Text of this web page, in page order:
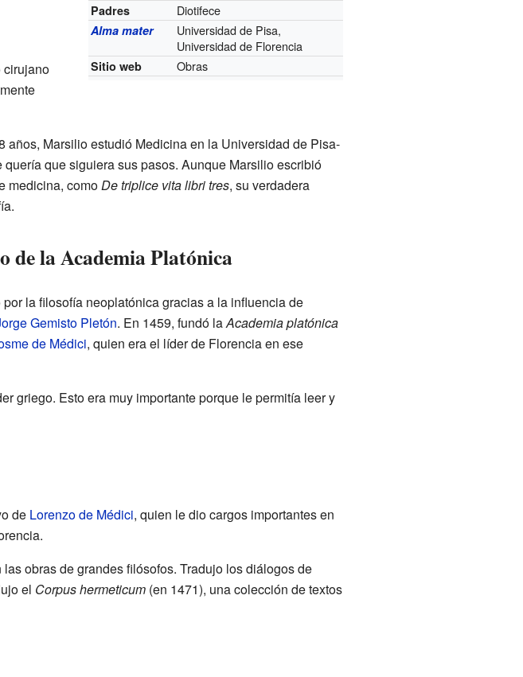
Padres Diotifece
Alma mater
Universidad de Pisa,
Universidad de Florencia
Sitio web Obras
cirujano
años, Marsilio estudió Medicina en la Universidad de Pisa-
quería que siguiera sus pasos. Aunque Marsilio escribió
medicina, comoDe triplice vita libri tres, su verdadera
de la Academia Platónica
la filosofía neoplatónica gracias a la influencia de
Gemisto Pletón. En 1459, fundó laAcademia platónica
de Médici, quien era el líder de Florencia en ese
griego. Esto era muy importante porque le permitía leer y
de Lorenzo de Médici, quien le dio cargos importantes en
obras de grandes filósofos. Tradujo los diálogos de
el Corpus hermeticum(en 1471), una colección de textos